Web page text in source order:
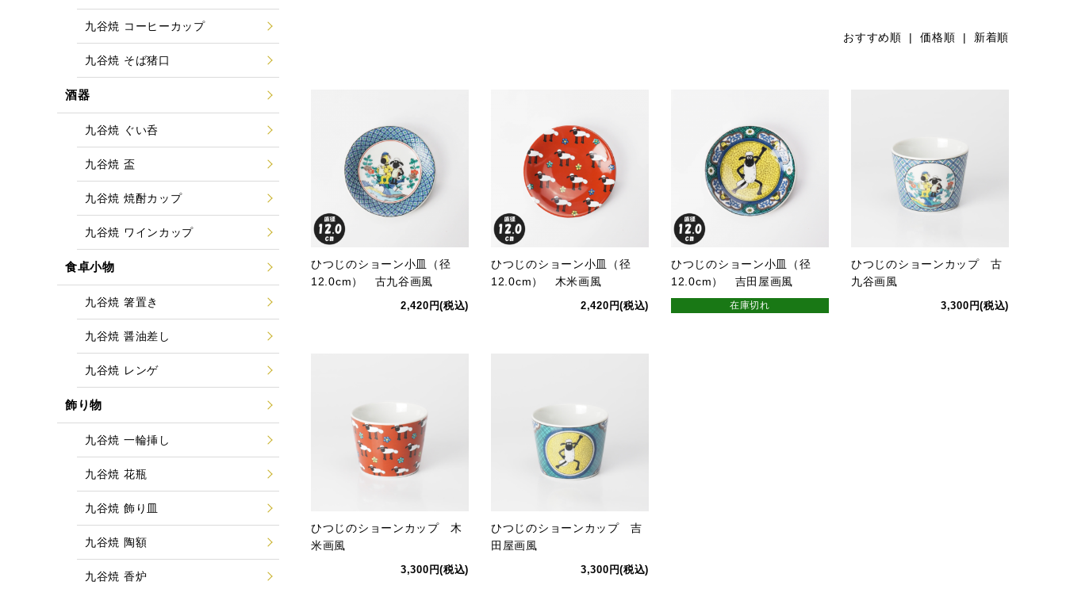
おすすめ順 | 価格順 | 新着順
ひつじのショーン小皿（径
12.0cm） 古九谷画風
2,420円(税込)
ひつじのショーン小皿（径
12.0cm） 木米画風
2,420円(税込)
ひつじのショーン小皿（径
12.0cm） 吉田屋画風
在庫切れ
ひつじのショーンカップ 古
九谷画風
3,300円(税込)
ひつじのショーンカップ 木
米画風
3,300円(税込)
ひつじのショーンカップ 吉
田屋画風
3,300円(税込)
九谷焼 コーヒーカップ
九谷焼 そば猪口
酒器
九谷焼 ぐい呑
九谷焼 盃
九谷焼 焼酎カップ
九谷焼 ワインカップ
食卓小物
九谷焼 箸置き
九谷焼 醤油差し
九谷焼 レンゲ
飾り物
九谷焼 一輪挿し
九谷焼 花瓶
九谷焼 飾り皿
九谷焼 陶額
九谷焼 香炉